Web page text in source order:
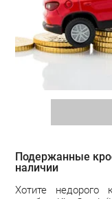
Подержанные
наличии
Хотите недорого